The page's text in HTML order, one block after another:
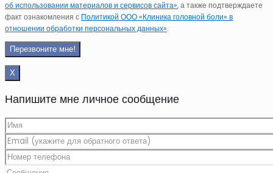
об использовании материалов и сервисов сайта», а также подтверждаете
факт ознакомления с Политикой ООО «Клиника головной боли» в
отношении обработки персональных данных».
Х
Напишите мне личное сообщение